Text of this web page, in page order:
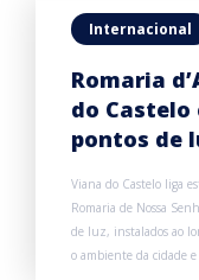
Internacional
Romaria
do Castelo
pontos de
Viana do Castelo liga
Romaria de Nossa
de luz, instalados ao
o ambiente da cidade